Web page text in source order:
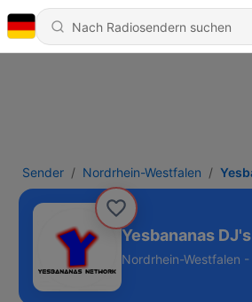
Sender Nordrhein-Westfalen
Yesbananas DJ's
Nordrhein-Westfalen -